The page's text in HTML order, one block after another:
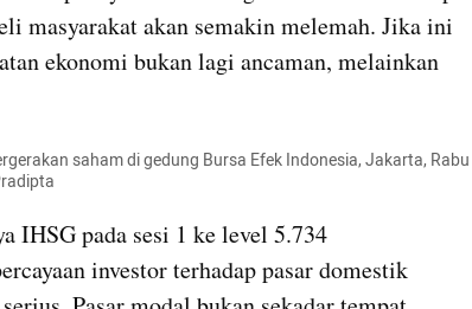
masyarakat akan semakin melemah. Jika ini
ekonomi bukan lagi ancaman, melainkan
saham di gedung Bursa Efek Indonesia, Jakarta, Rabu
IHSG pada sesi 1 ke level 5.734
investor terhadap pasar domestik